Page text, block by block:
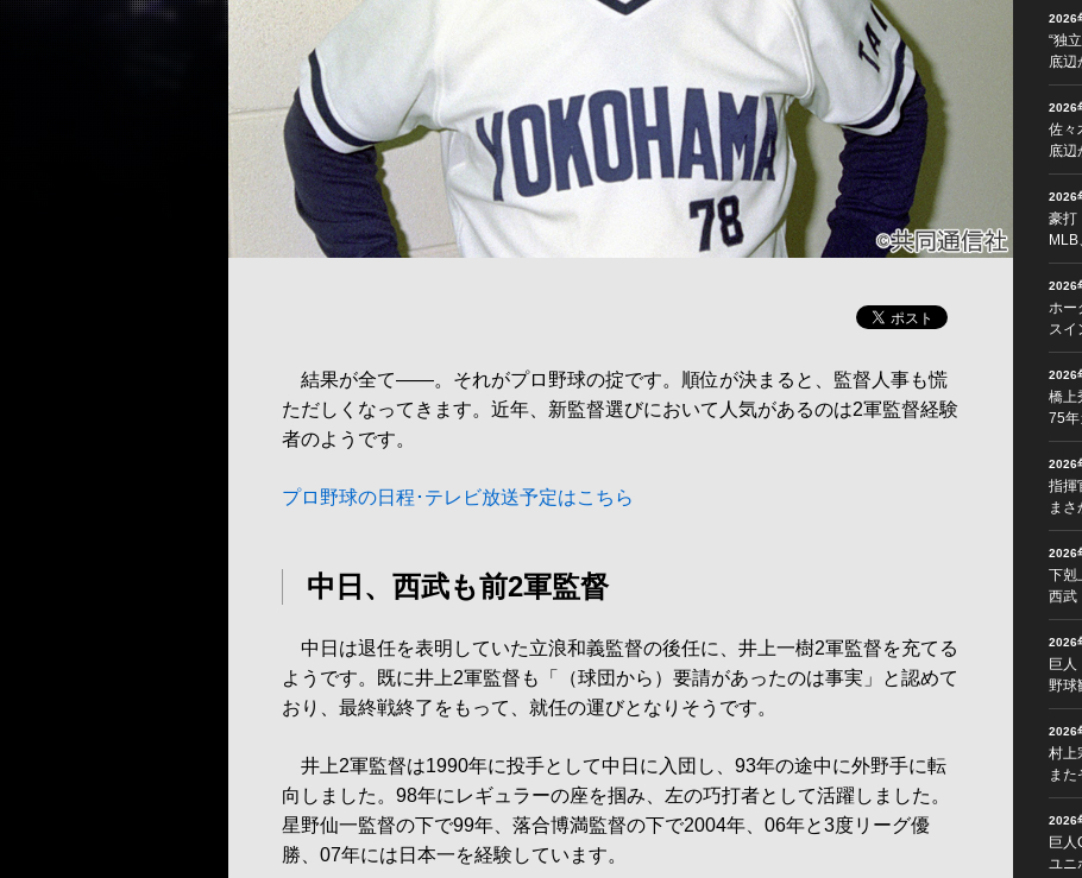
結果が全て――。それがプロ野球の掟です。順位が決まると、監督人事も慌
ただしくなってきます。近年、新監督選びにおいて人気があるのは2軍監督経験
者のようです。
プロ野球の日程･テレビ放送予定はこちら
中日、西武も前2軍監督
中日は退任を表明していた立浪和義監督の後任に、井上一樹2軍監督を充てる
ようです。既に井上2軍監督も「（球団から）要請があったのは事実」と認めて
おり、最終戦終了をもって、就任の運びとなりそうです。
井上2軍監督は1990年に投手として中日に入団し、93年の途中に外野手に転
向しました。98年にレギュラーの座を掴み、左の巧打者として活躍しました。
星野仙一監督の下で99年、落合博満監督の下で2004年、06年と3度リーグ優
勝、07年には日本一を経験しています。
2026
“独
底辺
2026
佐々
底辺
2026
豪打
MLB
2026
ホー
ス
2026
橋上
75年
2026
指揮
ま
2026
下剋
西武
2026
巨人
野球
2026
村上
ま
2026
巨人
ユニ